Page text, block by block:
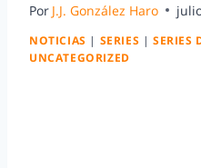
Por J.J. González Haro
NOTICIAS | SERIES | SERIES
UNCATEGORIZED